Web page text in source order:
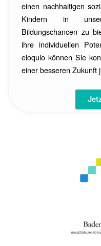
einen nachhaltigen
Kindern in
Bildungschancen zu
ihre individuellen
eloquio können Sie
einer besseren Zukunft